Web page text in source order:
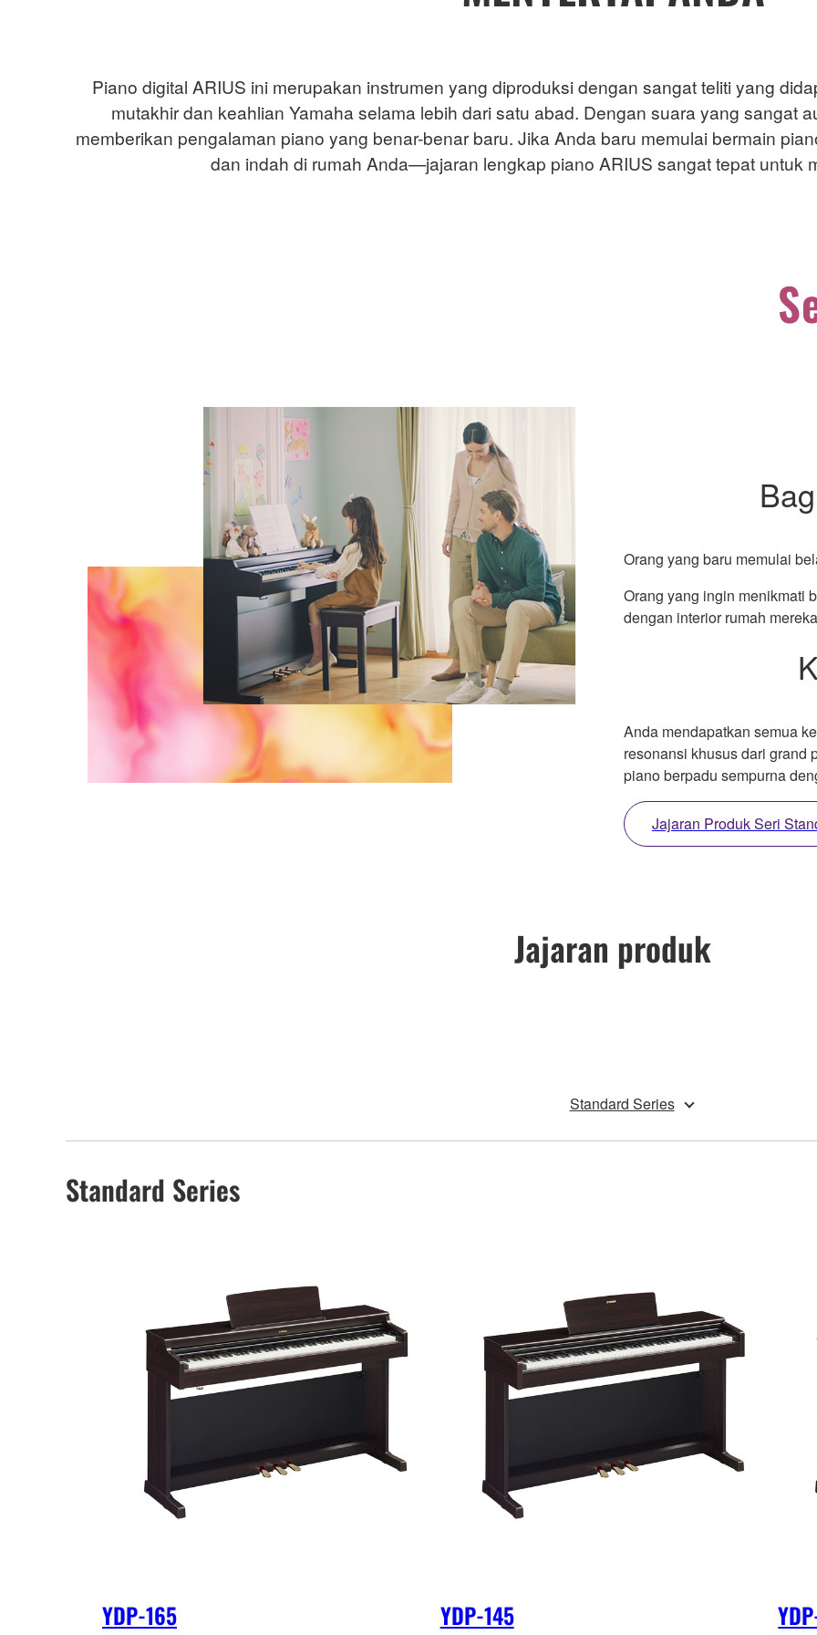
Piano digital ARIUS ini merupakan instrumen yang diproduksi dengan sangat teliti yang
mutakhir dan keahlian Yamaha selama lebih dari satu abad. Dengan suara yang sangat
memberikan pengalaman piano yang benar-benar baru. Jika Anda baru memulai bermain
dan indah di rumah Anda—jajaran lengkap piano ARIUS sangat tepat untuk
Orang yang baru memulai
Orang yang ingin menikmati
dengan interior rumah
Anda mendapatkan semua
resonansi khusus dari
piano berpadu sempurna
Jajaran Produk Seri
Jajaran produk
Standard Series
Standard Series
YDP-165 YDP-145